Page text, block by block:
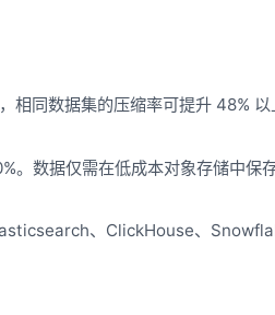
相同数据集的压缩率可提升 48%
数据仅需在低成本对象存储中保存
、ClickHouse、